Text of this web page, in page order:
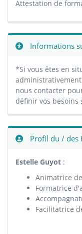
Attestation de
Informations
*Si vous êtes en
administrativement
nous contacter
définir vos besoins
Profil du / des
Estelle Guyot :
Animatrice
Formatrice
Facilitatrice